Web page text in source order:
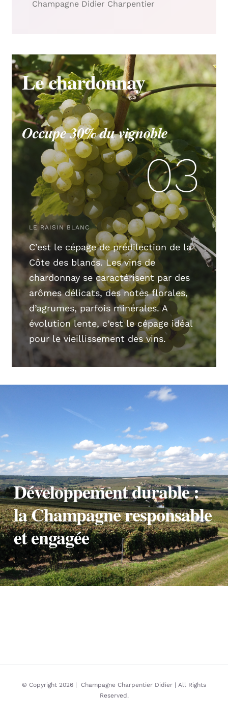
Champagne Didier Charpentier
Le chardonnay
Occupe 30% du vignoble
03
LE RAISIN BLANC
C’est le cépage de prédilection de la
Côte des blancs. Les vins de
chardonnay se caractérisent par des
arômes délicats, des notes florales,
d’agrumes, parfois minérales. A
évolution lente, c’est le cépage idéal
pour le vieillissement des vins.
Développement durable :
la Champagne responsable
et engagée
© Copyright 2026 | Champagne Charpentier Didier | All Rights
Reserved.